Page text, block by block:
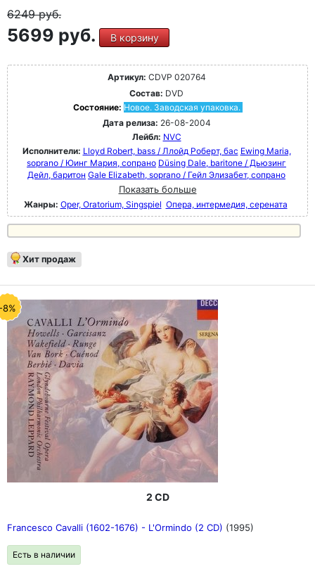
6249руб.
5699 руб. В корзину
Артикул: CDVP 020764
Состав: DVD
Состояние: Новое. Заводская упаковка.
Дата релиза: 26-08-2004
Лейбл: NVC
Исполнители: Lloyd Robert, bass / Ллойд Роберт, бас Ewing Maria,
soprano / Юинг Мария, сопрано Düsing Dale, baritone / Дьюзинг
Дейл, баритон Gale Elizabeth, soprano / Гейл Элизабет, сопрано
Показать больше
Жанры: Oper, Oratorium, Singspiel Опера, интермедия, серената
Хит продаж
8%
2 CD
Francesco Cavalli (1602-1676) - L'Ormindo (2 CD) (1995)
Есть в наличии